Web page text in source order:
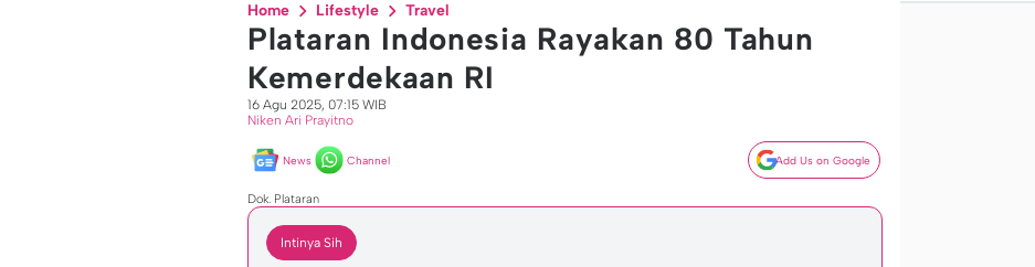
Home Lifestyle Travel
Plataran Indonesia Rayakan 80 Tahun
Kemerdekaan RI
16 Agu 2025, 07:15 WIB
Niken Ari Prayitno
News Channel Add Us on Google
Dok. Plataran
Intinya Sih